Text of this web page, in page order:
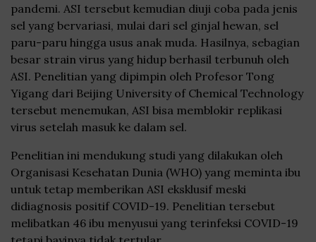
pandemi. ASI tersebut kemudian diuji coba pada jenis
sel yang bervariasi, mulai dari sel ginjal hewan, sel
paru-paru hingga usus anak muda. Hasilnya, sebagian
besar strain virus yang hidup berhasil terbunuh oleh
ASI. Penelitian yang dipimpin oleh Profesor Tong
Yigang dari Beijing University of Chemical Technology
tersebut menemukan, ASI bisa memblokir replikasi
virus setelah masuk ke dalam sel.
Penelitian ini mendukung studi yang dilakukan oleh
Organisasi Kesehatan Dunia (WHO) yang meminta ibu
untuk tetap memberikan ASI eksklusif meski
didiagnosis positif COVID-19. Penelitian tersebut
melibatkan 46 ibu menyusui yang terinfeksi COVID-19